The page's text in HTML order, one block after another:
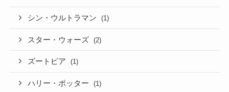
シン・ウルトラマン (1)
スター・ウォーズ (2)
ズートピア (1)
ハリー・ポッター (1)